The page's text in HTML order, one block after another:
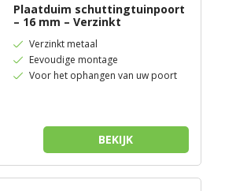
Plaatduim schuttingtuinpoort
– 16 mm – Verzinkt
Verzinkt metaal
Eevoudige montage
Voor het ophangen van uw poort
BEKIJK